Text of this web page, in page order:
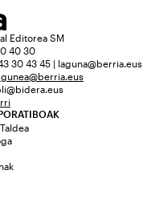
Editorea SM
40 30
30 43 45 | laguna@berria.eus